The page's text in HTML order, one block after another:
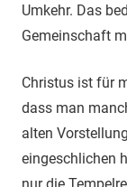
Umkehr. Das
Gemeinschaft
Christus ist für
dass man
alten
eingeschlichen
nur die